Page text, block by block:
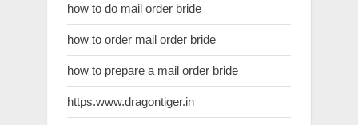
how to do mail order bride
how to order mail order bride
how to prepare a mail order bride
https.www.dragontiger.in